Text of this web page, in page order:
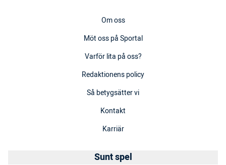
Om oss
Möt oss på Sportal
Varför lita på oss?
Redaktionens policy
Så betygsätter vi
Kontakt
Karriär
Sunt spel